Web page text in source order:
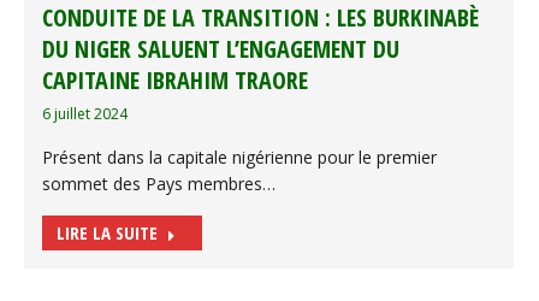
CONDUITE DE LA TRANSITION : LES BURKINABÈ
DU NIGER SALUENT L’ENGAGEMENT DU
CAPITAINE IBRAHIM TRAORE
6 juillet 2024
Présent dans la capitale nigérienne pour le premier
sommet des Pays membres…
LIRE LA SUITE